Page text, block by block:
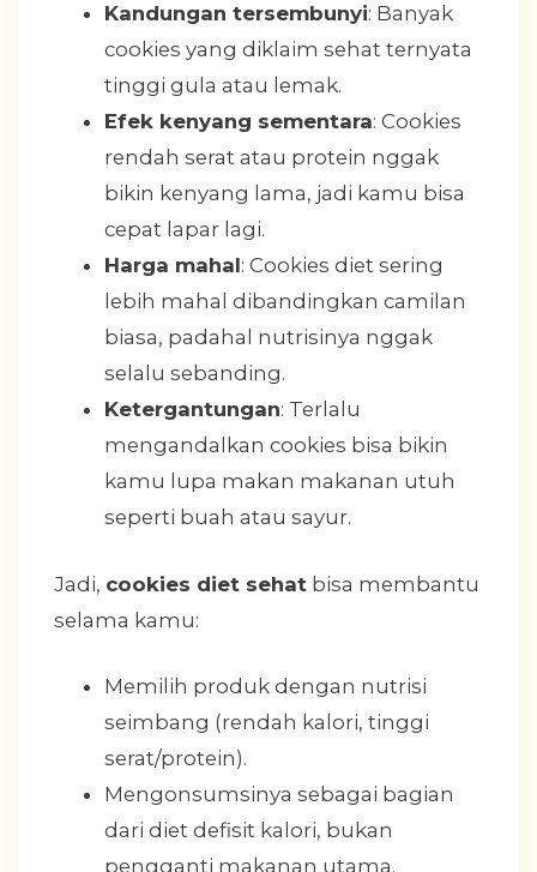
Kandungan tersembunyi: Banyak
cookies yang diklaim sehat ternyata
tinggi gula atau lemak.
Efek kenyang sementara: Cookies
rendah serat atau protein nggak
bikin kenyang lama, jadi kamu bisa
cepat lapar lagi.
Harga mahal: Cookies diet sering
lebih mahal dibandingkan camilan
biasa, padahal nutrisinya nggak
selalu sebanding.
Ketergantungan: Terlalu
mengandalkan cookies bisa bikin
kamu lupa makan makanan utuh
seperti buah atau sayur.
Jadi, cookies diet sehat bisa membantu
selama kamu:
Memilih produk dengan nutrisi
seimbang (rendah kalori, tinggi
serat/protein).
Mengonsumsinya sebagai bagian
dari diet defisit kalori, bukan
pengganti makanan utama.